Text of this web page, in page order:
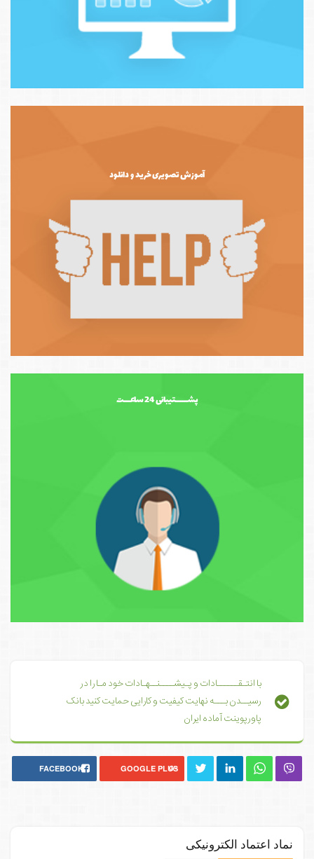
آموزش تصویری خرید و دانلود
پشــــــتیبانی 24 ساعـــت
با انتـقــــــادات و پـیشــــنــهـادات خود مـا را در
رسیــدن بـــه نهایت کیفیت و کارایی حمایت کنید بانک
پاورپوینت آماده ایران
FACEBOOK GOOGLE PLUS
نماد اعتماد الکترونیکی